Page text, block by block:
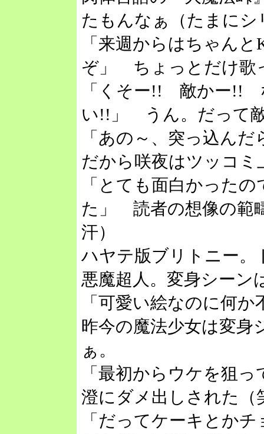
たもんなぁ（たまに
「来週からはちゃん
ぞ」 ちょっとだけ歌
「くそー!! 敵かー!!
い!!」 うん。だって
「あの～、突っ込ん
だから咲夜はツッコ
「とても面白かった
た」 読者の想像の範
汗）
ハヤテ版ブリトニー。
悪魔超人。変身シーン
「可愛い絵なのに何
昨今の魔法少女は変身
ぁ。
「最初からウケを狙
澄にダメ出しされた（
「だってケーキとか